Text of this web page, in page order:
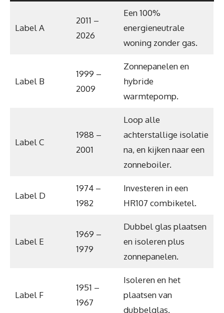
Label A
2011 –
2026
Een 100%
energieneutrale
woning zonder gas.
Label B
1999 –
2009
Zonnepanelen en
hybride
warmtepomp.
Label C
1988 –
2001
Loop alle
achterstallige isolatie
na, en kijken naar een
zonneboiler.
Label D
1974 –
1982
Investeren in een
HR107 combiketel.
Label E
1969 –
1979
Dubbel glas plaatsen
en isoleren plus
zonnepanelen.
Label F
1951 –
1967
Isoleren en het
plaatsen van
dubbelglas.